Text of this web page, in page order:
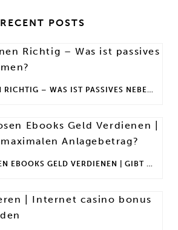
RECENT POSTS
GELD VERDIENEN RICHTIG – WAS IST PASSIVES NEBENEINKOMMEN?
MIT KOSTENLOSEN EBOOKS GELD VERDIENEN | GIBT ES EINEN MAXIMALEN ANLAGEBETRAG?